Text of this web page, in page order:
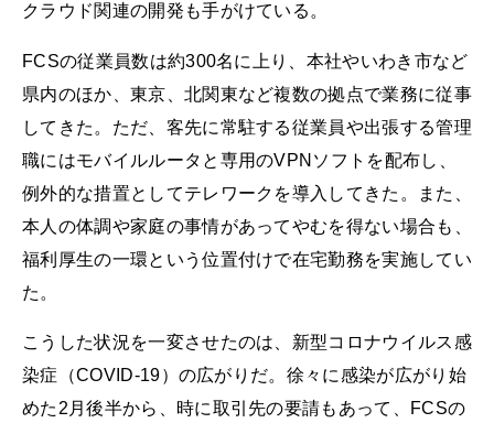
クラウド関連の開発も手がけている。
FCSの従業員数は約300名に上り、本社やいわき市など
県内のほか、東京、北関東など複数の拠点で業務に従事
してきた。ただ、客先に常駐する従業員や出張する管理
職にはモバイルルータと専用のVPNソフトを配布し、
例外的な措置としてテレワークを導入してきた。また、
本人の体調や家庭の事情があってやむを得ない場合も、
福利厚生の一環という位置付けで在宅勤務を実施してい
た。
こうした状況を一変させたのは、新型コロナウイルス感
染症（COVID-19）の広がりだ。徐々に感染が広がり始
めた2月後半から、時に取引先の要請もあって、FCSの